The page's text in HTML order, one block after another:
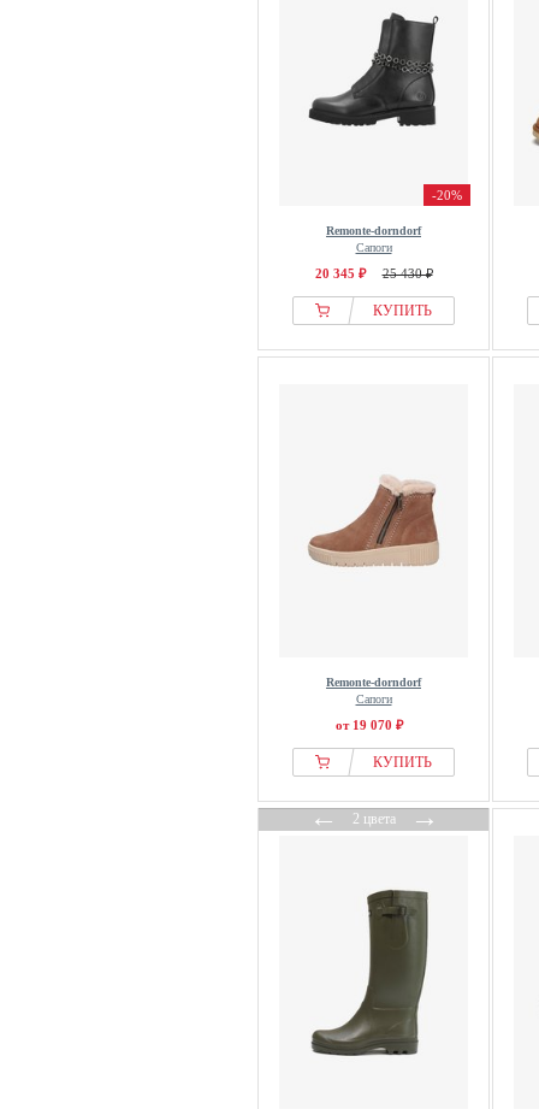
-20%
Remonte-dorndorf
Сапоги
20 345 ₽ 25 430 ₽
КУПИТЬ
Remonte-dorndorf
Сапоги
от 19 070 ₽
КУПИТЬ
←2 цвета→